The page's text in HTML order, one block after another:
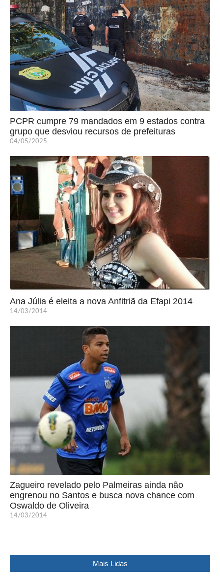
PCPR cumpre 79 mandados em 9 estados contra
grupo que desviou recursos de prefeituras
04/05/2025
Ana Júlia é eleita a nova Anfitriã da Efapi 2014
14/03/2014
Zagueiro revelado pelo Palmeiras ainda não
engrenou no Santos e busca nova chance com
Oswaldo de Oliveira
14/03/2014
Mais Lidas